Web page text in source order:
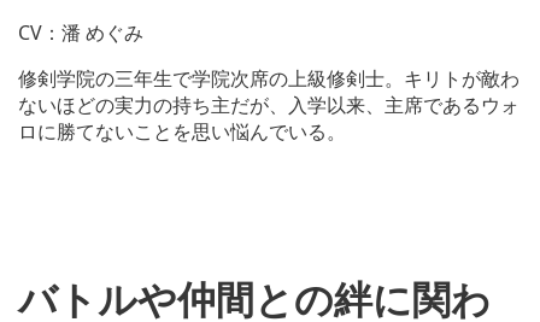
w
n
l
e
CV：潘 めぐみ
修剣学院の三年生で学院次席の上級修剣士。キリトが敵わ
ないほどの実力の持ち主だが、入学以来、主席であるウォ
ロに勝てないことを思い悩んでいる。
n
d
バトルや仲間との絆に関わ